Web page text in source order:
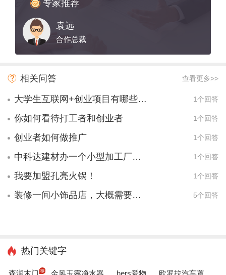
专家推荐
袁远
合作总裁
相关问答 查看更多>>
大学生互联网+创业项目有哪些项目？ 1个回答
你如何看待打工者和创业者 1个回答
创业者如何做推广 1个回答
中科达建材办一个小型加工厂，一套设备要多少钱？ 1个回答
我要加盟孔亮火锅！ 1个回答
装修一间小饰品店，大概需要花多少钱？ 5个回答
热门关键字
森润木门 金风玉露净水器 hers爱物 欧罗拉汽车罩